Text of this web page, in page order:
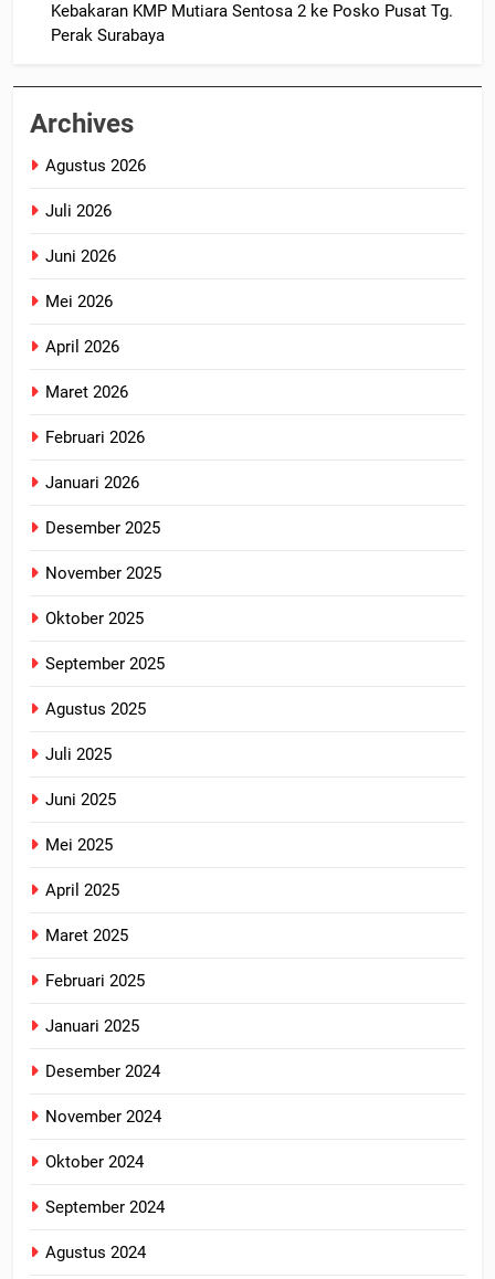
Kebakaran KMP Mutiara Sentosa 2 ke Posko Pusat Tg.
Perak Surabaya
Archives
Agustus 2026
Juli 2026
Juni 2026
Mei 2026
April 2026
Maret 2026
Februari 2026
Januari 2026
Desember 2025
November 2025
Oktober 2025
September 2025
Agustus 2025
Juli 2025
Juni 2025
Mei 2025
April 2025
Maret 2025
Februari 2025
Januari 2025
Desember 2024
November 2024
Oktober 2024
September 2024
Agustus 2024